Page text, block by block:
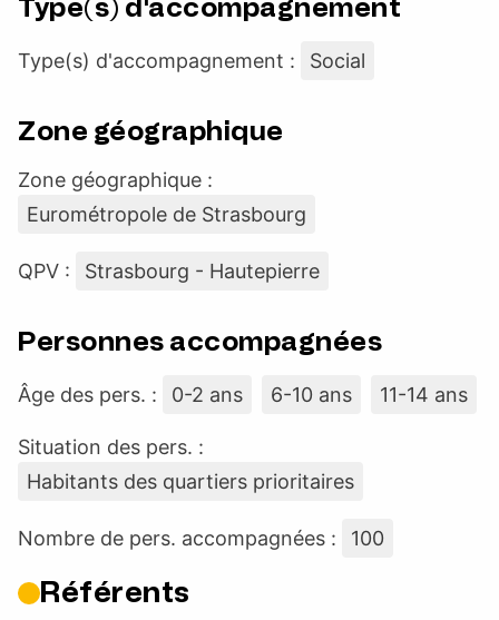
Type(s) d'accompagnement
Type(s) d'accompagnement : Social
Zone géographique
Zone géographique :
Eurométropole de Strasbourg
QPV : Strasbourg - Hautepierre
Personnes accompagnées
Âge des pers. : 0-2 ans 6-10 ans 11-14 ans
Situation des pers. :
Habitants des quartiers prioritaires
Nombre de pers. accompagnées : 100
Référents